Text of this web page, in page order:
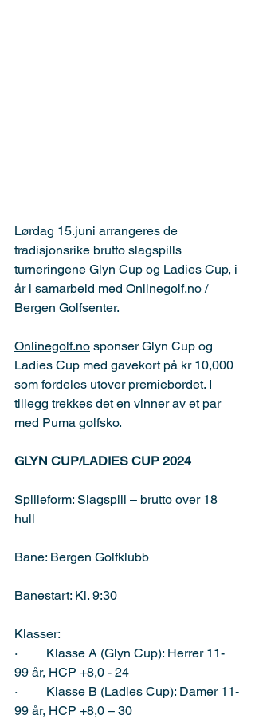
Lørdag 15.juni arrangeres de
tradisjonsrike brutto slagspills
turneringene Glyn Cup og Ladies Cup, i
år i samarbeid med Onlinegolf.no /
Bergen Golfsenter.
Onlinegolf.no sponser Glyn Cup og
Ladies Cup med gavekort på kr 10,000
som fordeles utover premiebordet. I
tillegg trekkes det en vinner av et par
med Puma golfsko.
GLYN CUP/LADIES CUP 2024
Spilleform: Slagspill – brutto over 18
hull
Bane: Bergen Golfklubb
Banestart: Kl. 9:30
Klasser:
·         Klasse A (Glyn Cup): Herrer 11-
99 år, HCP +8,0 - 24
·         Klasse B (Ladies Cup): Damer 11-
99 år, HCP +8,0 – 30